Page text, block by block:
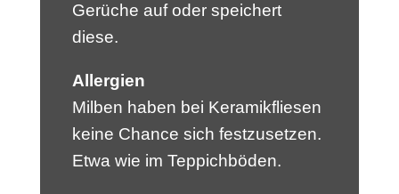
Gerüche auf oder speichert
diese.
Allergien
Milben haben bei Keramikfliesen
keine Chance sich festzusetzen.
Etwa wie im Teppichböden.